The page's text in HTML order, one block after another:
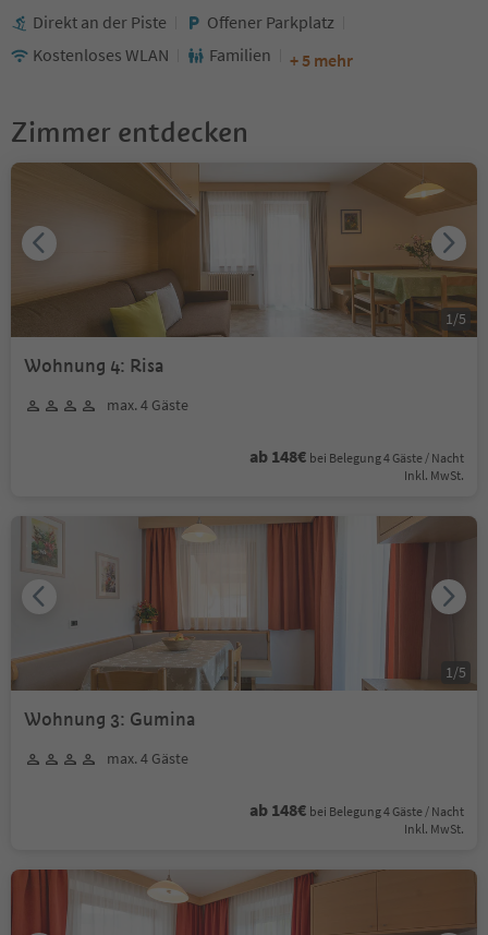
Direkt an der Piste
Offener Parkplatz
Kostenloses WLAN
Familien + 5 mehr
Zimmer entdecken
Wohnung 4: Risa
max. 4 Gäste
ab 148€ bei Belegung 4 Gäste / Nacht
Inkl. MwSt.
1/5
Wohnung 3: Gumina
max. 4 Gäste
ab 148€ bei Belegung 4 Gäste / Nacht
Inkl. MwSt.
1/5